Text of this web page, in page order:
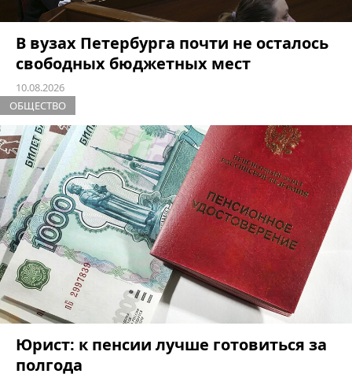
В вузах Петербурга почти не осталось
свободных бюджетных мест
10.08.2026
ОБЩЕСТВО
Юрист: к пенсии лучше готовиться за
полгода